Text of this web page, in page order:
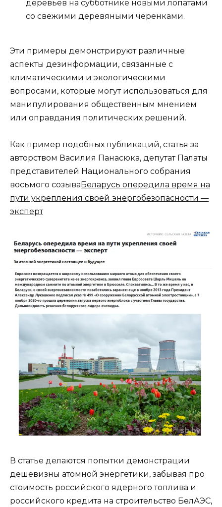
деревьев на субботнике новыми лопатами
со свежими деревяными черенками.
Эти примеры демонстрируют различные
аспекты дезинформации, связанные с
климатическими и экологическими
вопросами, которые могут использоваться для
манипулирования общественным мнением
или оправдания политических решений.
Как пример подобных публикаций, статья за
авторством Василия Панасюка, депутат Палаты
представителей Национального собрания
восьмого созыва Беларусь опередила время на
пути укрепления своей энергобезопасности —
эксперт
В статье делаются попытки демонстрации
дешевизны атомной энергетики, забывая про
стоимость российского ядерного топлива и
российского кредита на строительство БелАЭС,